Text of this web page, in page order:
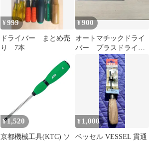
¥999
ドライバー まとめ売
り 7本
¥900
オートマチックドライ
バー プラスドライバ
ー 貫通ドライバー
昭和レトロ 工具
¥1,520
京都機械工具(KTC) ソ
¥ 1,000
ベッセル VESSEL 貫通